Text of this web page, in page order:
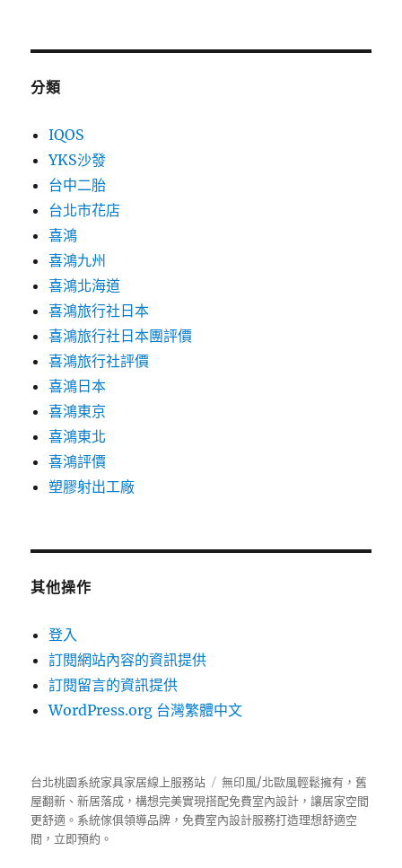
分類
IQOS
YKS沙發
台中二胎
台北市花店
喜鴻
喜鴻九州
喜鴻北海道
喜鴻旅行社日本
喜鴻旅行社日本團評價
喜鴻旅行社評價
喜鴻日本
喜鴻東京
喜鴻東北
喜鴻評價
塑膠射出工廠
其他操作
登入
訂閱網站內容的資訊提供
訂閱留言的資訊提供
WordPress.org 台灣繁體中文
台北桃園系統家具家居線上服務站
無印風/北歐風輕鬆擁有，舊
屋翻新、新居落成，構想完美實現搭配免費室內設計，讓居家空間
更舒適。 系統傢俱領導品牌，免費室內設計服務打造理想舒適空
間，立即預約。